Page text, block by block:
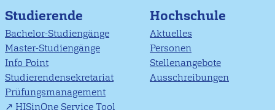
Studierende
Bachelor-Studiengänge
Master-Studiengänge
Info Point
Studierendensekretariat
Prüfungsmanagement
HISinOne Service Tool
Hochschule
Aktuelles
Personen
Stellenangebote
Ausschreibungen